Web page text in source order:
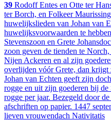
39 Rodoff Entes en Otte ter
ter Borch, en Folkeer
huwelijkslieden van Johan van
huwelijksvoorwaarden te
Stevenszoon en Grete
zoon geven de tienden te
Nijen Ackeren en al zijn
overlijden vóór Grete, dan krijgt
Johan van Echten geeft zijn
rogge en uit zijn goederen bij de
rogge per jaar. Bezegeld door
afschriften op papier. 1447
lieven vrouwendach Nativitatis